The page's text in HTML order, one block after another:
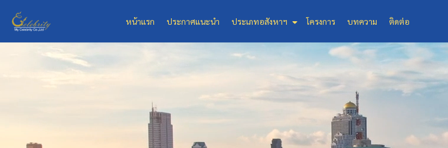
หน้าแรก ประกาศแนะนำ ประเภทอสังหาฯ โครงการ บทความ ติดต่อ